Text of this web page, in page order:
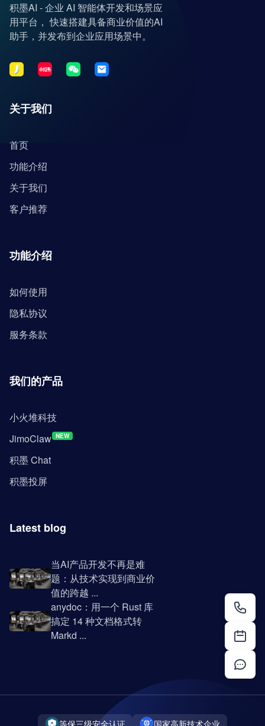
积墨AI - 企业 AI 智能体开发和场景应
用平台， 快速搭建具备商业价值的AI
助手，并发布到企业应用场景中。
关于我们
首页
功能介绍
关于我们
客户推荐
功能介绍
如何使用
隐私协议
服务条款
我们的产品
小火堆科技
JimoClaw NEW
积墨 Chat
积墨投屏
Latest blog
当AI产品开发不再是难
题：从技术实现到商业价
值的跨越 ...
anydoc：用一个 Rust 库
搞定 14 种文档格式转
Markd ...